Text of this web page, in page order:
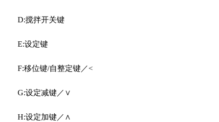
D:搅拌开关键
E:设定键
F:移位键/自整定键／<
G:设定减键／∨
H:设定加键／∧